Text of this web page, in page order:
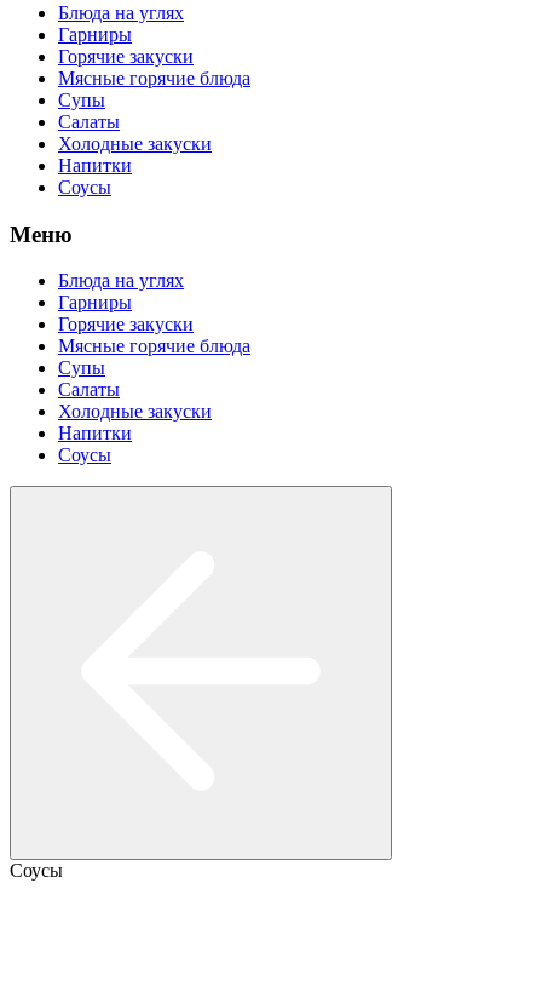
Блюда на углях
Гарниры
Горячие закуски
Мясные горячие блюда
Супы
Салаты
Холодные закуски
Напитки
Соусы
Меню
Блюда на углях
Гарниры
Горячие закуски
Мясные горячие блюда
Супы
Салаты
Холодные закуски
Напитки
Соусы
Соусы